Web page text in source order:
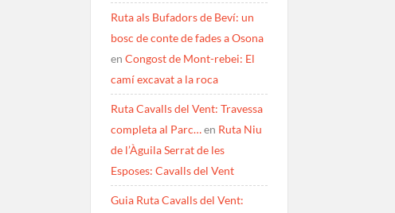
Ruta als Bufadors de Beví: un
bosc de conte de fades a Osona
en Congost de Mont-rebei: El
camí excavat a la roca
Ruta Cavalls del Vent: Travessa
completa al Parc…en Ruta Niu
de l’Àguila Serrat de les
Esposes: Cavalls del Vent
Guia Ruta Cavalls del Vent: